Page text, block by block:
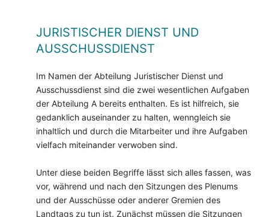
JURISTISCHER DIENST UND
AUSSCHUSSDIENST
Im Namen der Abteilung Juristischer Dienst und
Ausschussdienst sind die zwei wesentlichen Aufgaben
der Abteilung A bereits enthalten. Es ist hilfreich, sie
gedanklich auseinander zu halten, wenngleich sie
inhaltlich und durch die Mitarbeiter und ihre Aufgaben
vielfach miteinander verwoben sind.
Unter diese beiden Begriffe lässt sich alles fassen, was
vor, während und nach den Sitzungen des Plenums
und der Ausschüsse oder anderer Gremien des
Landtags zu tun ist. Zunächst müssen die Sitzungen